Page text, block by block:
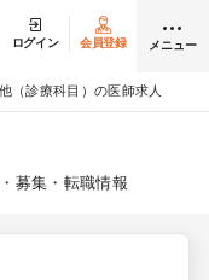
ログイン 会員登録 メニュー
（診療科目）の医師求人
募集・転職情報